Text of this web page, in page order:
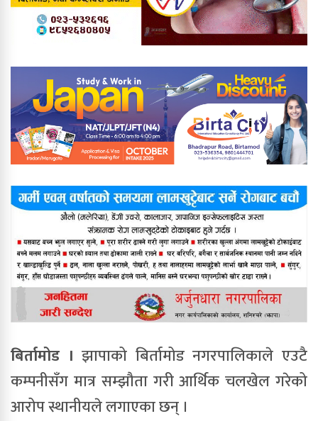
बिर्तामोड । झापाको बिर्तामोड नगरपालिकाले एउटै
कम्पनीसँग मात्र सम्झौता गरी आर्थिक चलखेल गरेको
आरोप स्थानीयले लगाएका छन् ।